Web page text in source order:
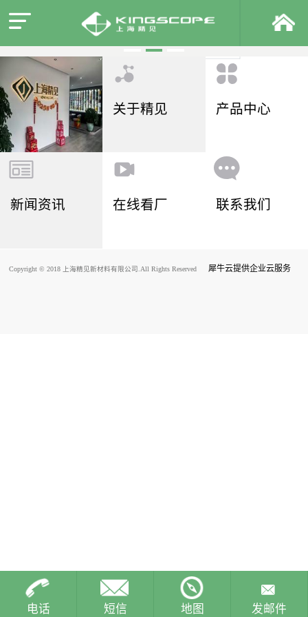
关于精见 产品中心
新闻资讯 在线看厂 联系我们
Copyright © 2018 上海精见新材料有限公司.All Rights Reserved 犀牛云提供企业云服务
电话 短信 地图 发邮件